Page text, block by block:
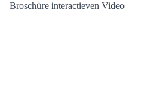
Broschüre interactieven Video